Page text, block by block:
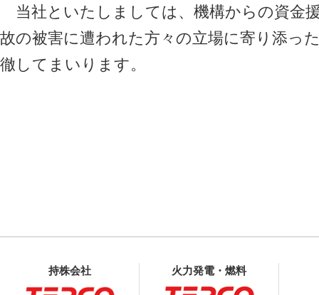
当社といたしましては、機構からの資金
故の被害に遭われた方々の立場に寄り添っ
徹してまいります。
持株会社 火力発電・燃料